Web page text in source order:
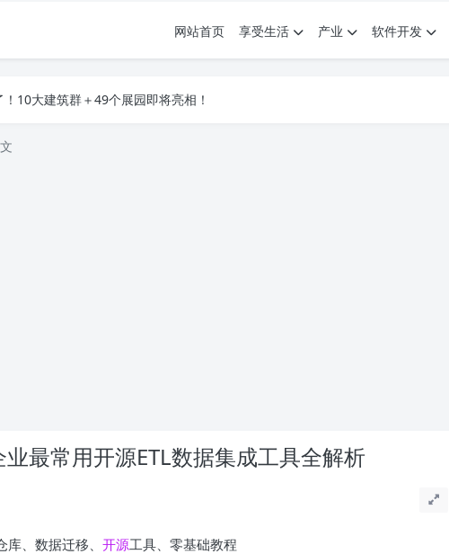
网站首页 享受生活 产业 软件开发
下载｜总2.7G，压缩后仅738M，覆盖全场景技能
10大建筑群＋49个展园即将亮相！
10大建筑群＋49个展园即将亮相！
最常用开源ETL数据集成工具全解析
库、数据迁移、 开源工具、零基础教程